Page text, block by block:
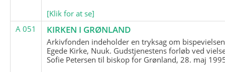
[Klik for at se]
A 051
KIRKEN I GRØNLAND
Arkivfonden indeholder en tryksag om
Egede Kirke, Nuuk. Gudstjenestens forløb ved
Sofie Petersen til biskop for Grønland, 28. maj